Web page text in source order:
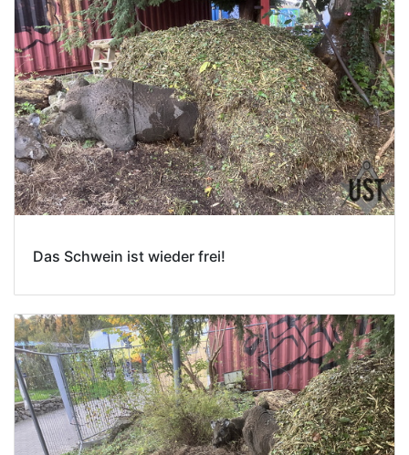
Das Schwein ist wieder frei!